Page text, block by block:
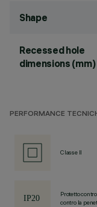
Shape
Recessed hole
dimensions (mm)
PERFORMANCE
Classe II
Protetto
contro la